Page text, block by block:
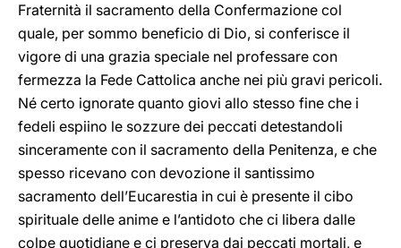
Fraternità il sacramento della Confermazione col
quale, per sommo beneficio di Dio, si conferisce il
vigore di una grazia speciale nel professare con
fermezza la Fede Cattolica anche nei più gravi pericoli.
Né certo ignorate quanto giovi allo stesso fine che i
fedeli espiino le sozzure dei peccati detestandoli
sinceramente con il sacramento della Penitenza, e che
spesso ricevano con devozione il santissimo
sacramento dell’Eucarestia in cui è presente il cibo
spirituale delle anime e l’antidoto che ci libera dalle
colpe quotidiane e ci preserva dai peccati mortali, e